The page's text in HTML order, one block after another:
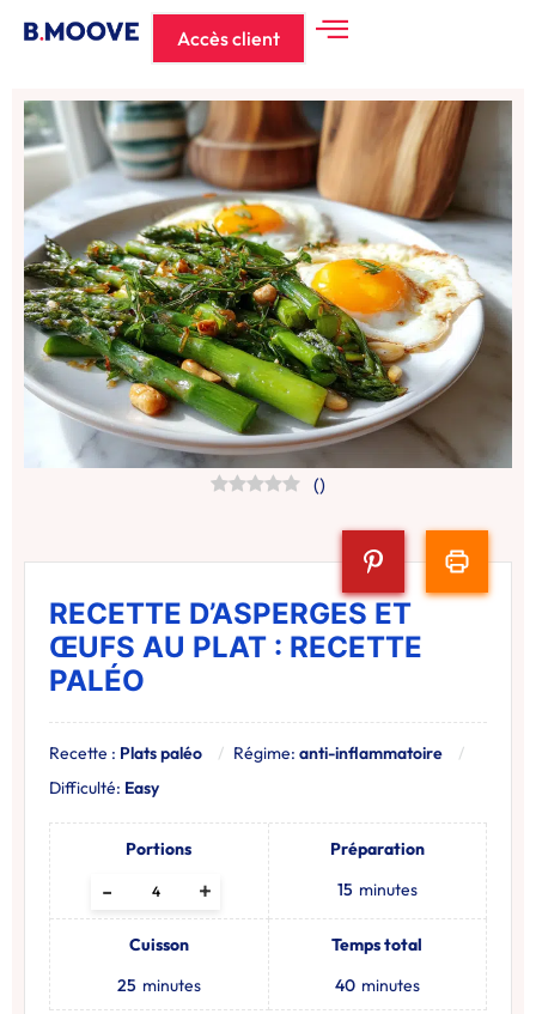
Accès client
()
RECETTE D’ASPERGES ET
ŒUFS AU PLAT : RECETTE
PALÉO
Recette : Plats paléo Régime: anti-inflammatoire
Difficulté: Easy
Portions
+
-
Préparation
15 minutes
Cuisson
25 minutes
Temps total
40 minutes